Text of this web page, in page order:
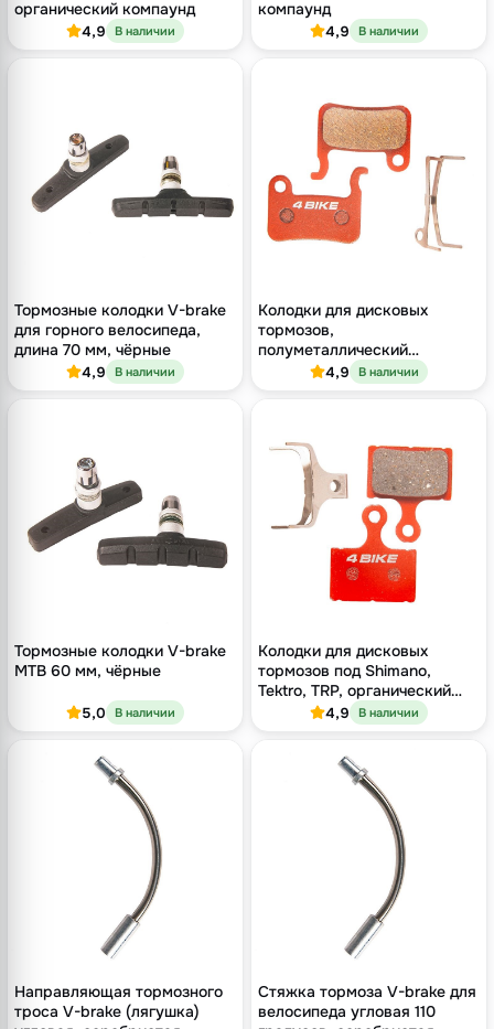
органический компаунд
4,9 В наличии
компаунд
4,9 В наличии
Тормозные колодки V-brake
для горного велосипеда,
длина 70 мм, чёрные
4,9 В наличии
Колодки для дисковых
тормозов,
полуметаллический
компаунд, для Shimano и TRP
4,9 В наличии
Тормозные колодки V-brake
MTB 60 мм, чёрные
5,0 В наличии
Колодки для дисковых
тормозов под Shimano,
Tektro, TRP, органический
компаунд4,9 В наличии
Направляющая тормозного
троса V-brake (лягушка)
Стяжка тормоза V-brake для
велосипеда угловая 110